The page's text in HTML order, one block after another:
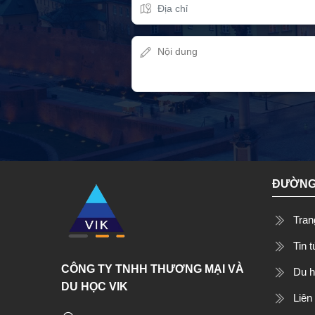
CÔNG TY TNHH THƯƠNG MẠI VÀ
DU HỌC VIK
Tin
Du
Liên